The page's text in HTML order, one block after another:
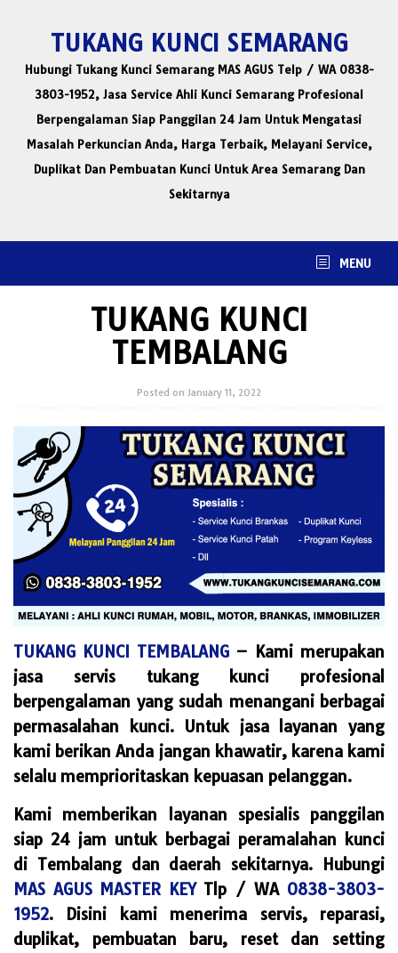
content
TUKANG KUNCI SEMARANG
Hubungi Tukang Kunci Semarang MAS AGUS Telp / WA 0838-
3803-1952, Jasa Service Ahli Kunci Semarang Profesional
Berpengalaman Siap Panggilan 24 Jam Untuk Mengatasi
Masalah Perkuncian Anda, Harga Terbaik, Melayani Service,
Duplikat Dan Pembuatan Kunci Untuk Area Semarang Dan
Sekitarnya
MENU
TUKANG KUNCI
TEMBALANG
Posted on January 11, 2022
TUKANG KUNCI TEMBALANG – Kami merupakan
jasa servis tukang kunci profesional
berpengalaman yang sudah menangani berbagai
permasalahan kunci. Untuk jasa layanan yang
kami berikan Anda jangan khawatir, karena kami
selalu memprioritaskan kepuasan pelanggan.
Kami memberikan layanan spesialis panggilan
siap 24 jam untuk berbagai peramalahan kunci
di Tembalang dan daerah sekitarnya. Hubungi
MAS AGUS MASTER KEYTlp / WA 0838-3803-
1952. Disini kami menerima servis, reparasi,
duplikat, pembuatan baru, reset dan setting